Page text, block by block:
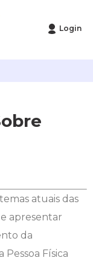
Login
atuais das
apresentar
da
Física